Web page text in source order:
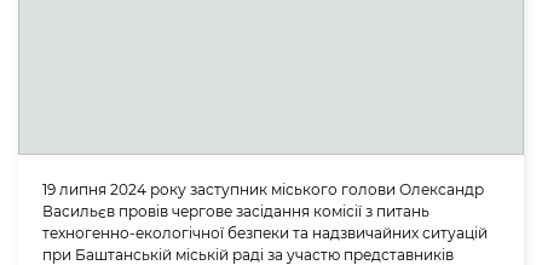
19 липня 2024 року заступник міського голови Олександр
Васильєв провів чергове засідання комісії з питань
техногенно-екологічної безпеки та надзвичайних ситуацій
при Баштанській міській раді за участю представників